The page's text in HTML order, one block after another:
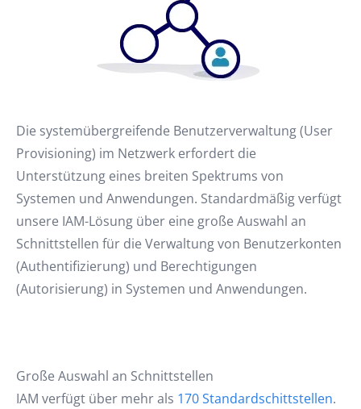
Die systemübergreifende Benutzerverwaltung (User
Provisioning) im Netzwerk erfordert die
Unterstützung eines breiten Spektrums von
Systemen und Anwendungen. Standardmäßig verfügt
unsere IAM-Lösung über eine große Auswahl an
Schnittstellen für die Verwaltung von Benutzerkonten
(Authentifizierung) und Berechtigungen
(Autorisierung) in Systemen und Anwendungen.
Große Auswahl an Schnittstellen
IAM verfügt über mehr als 170 Standardschittstellen.